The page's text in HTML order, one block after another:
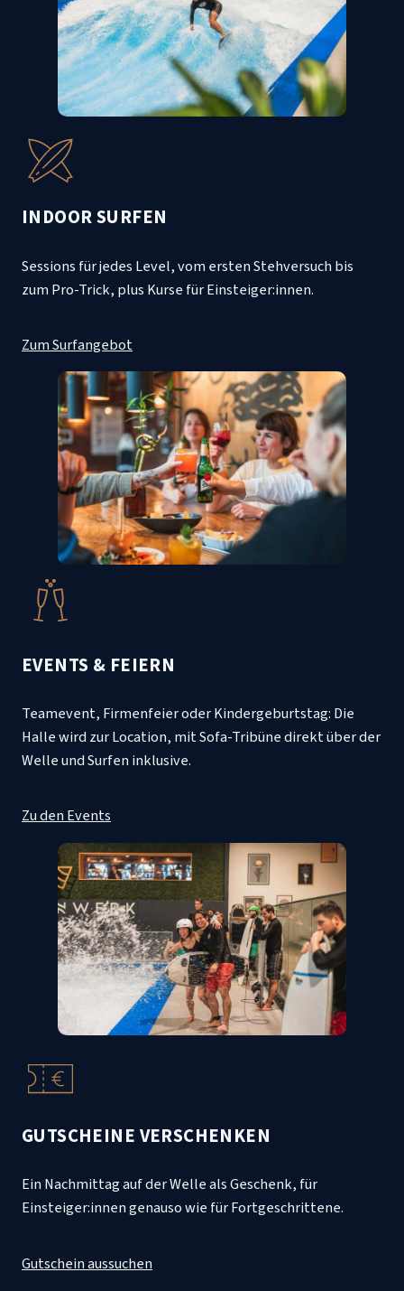
INDOOR SURFEN
Sessions für jedes Level, vom ersten Stehversuch bis
zum Pro-Trick, plus Kurse für Einsteiger:innen.
Zum Surfangebot
EVENTS & FEIERN
Teamevent, Firmenfeier oder Kindergeburtstag: Die
Halle wird zur Location, mit Sofa-Tribüne direkt über der
Welle und Surfen inklusive.
Zu den Events
GUTSCHEINE VERSCHENKEN
Ein Nachmittag auf der Welle als Geschenk, für
Einsteiger:innen genauso wie für Fortgeschrittene.
Gutschein aussuchen